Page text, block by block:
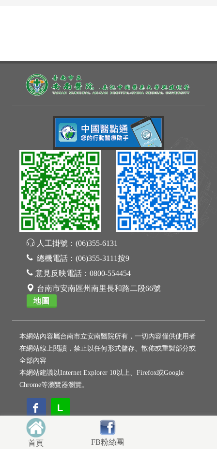
首頁 FB粉絲團
人工掛號： (06)355-6131
總機電話： (06)355-3111按9
意見反映電話： 0800-554454
台南市安南區州南里長和路二段66號
地圖
本網站內容屬台南市立安南醫院所有，一切內容僅供使用者
在網站線上閱讀，禁止以任何形式儲存、散佈或重製部分或
全部內容
本網站建議以Internet Explorer 10以上、Firefox或Google
Chrome等瀏覽器瀏覽。
L